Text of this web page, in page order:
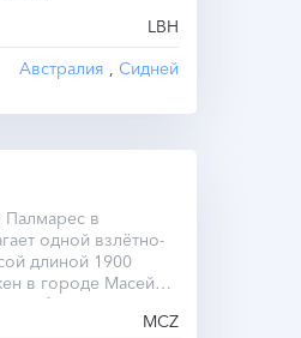
LBH
Австралия Сидней
в
одной взлётно-
длиной 1900
в городе Масейо.
работает по
год.
MCZ